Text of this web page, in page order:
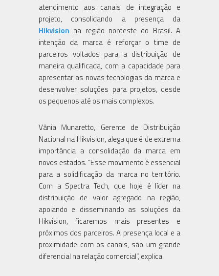
atendimento aos canais de integração e
projeto, consolidando a presença da
Hikvision na região nordeste do Brasil. A
intenção da marca é reforçar o time de
parceiros voltados para a distribuição de
maneira qualificada, com a capacidade para
apresentar as novas tecnologias da marca e
desenvolver soluções para projetos, desde
os pequenos até os mais complexos.
Vânia Munaretto, Gerente de Distribuição
Nacional na Hikvision, alega que é de extrema
importância a consolidação da marca em
novos estados. “Esse movimento é essencial
para a solidificação da marca no território.
Com a Spectra Tech, que hoje é líder na
distribuição de valor agregado na região,
apoiando e disseminando as soluções da
Hikvision, ficaremos mais presentes e
próximos dos parceiros. A presença local e a
proximidade com os canais, são um grande
diferencial na relação comercial”, explica.